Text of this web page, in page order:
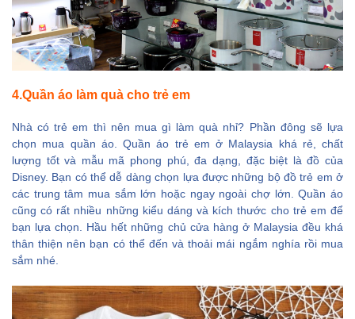
4.Quần áo làm quà cho trẻ em
Nhà có trẻ em thì nên mua gì làm quà nhỉ? Phần đông sẽ lựa
chọn mua quần áo. Quần áo trẻ em ở Malaysia khá rẻ, chất
lượng tốt và mẫu mã phong phú, đa dạng, đặc biệt là đồ của
Disney. Bạn có thể dễ dàng chọn lựa được những bộ đồ trẻ em ở
các trung tâm mua sắm lớn hoặc ngay ngoài chợ lớn. Quần áo
cũng có rất nhiều những kiểu dáng và kích thước cho trẻ em để
bạn lựa chọn. Hầu hết những chủ cửa hàng ở Malaysia đều khá
thân thiện nên bạn có thể đến và thoải mái ngắm nghía rồi mua
sắm nhé.